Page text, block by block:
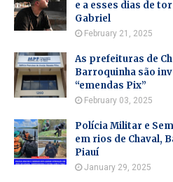
e a esses dias de
Gabriel
February 21, 2025
As prefeituras de
Barroquinha são
“emendas Pix”
February 03, 2025
Polícia Militar e
em rios de Chaval,
Piauí
January 29, 2025